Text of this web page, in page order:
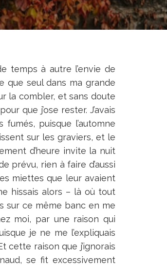
temps à autre l’envie de
que seul dans ma grande
la combler, et sans doute
que j’ose rester. J’avais
puisque l’automne
sur les graviers, et le
d’heure invite la nuit
prévu, rien à faire d’aussi
miettes que leur avaient
hissais alors – là où tout
sur ce même banc en me
moi, par une raison qui
je ne me l’expliquais
cette raison que j’ignorais
se fit excessivement